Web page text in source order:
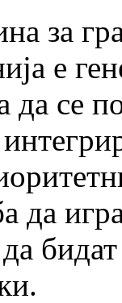
за
е
да се
да